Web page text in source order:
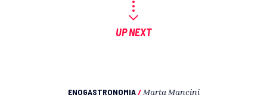
UP NEXT
ENOGASTRONOMIA / Marta Mancini